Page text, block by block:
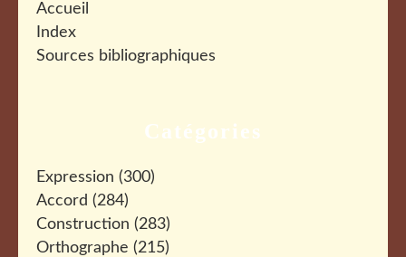
Catégories
Expression (300)
Accord (284)
Construction (283)
Orthographe (215)
Accueil
Index
Sources bibliographiques